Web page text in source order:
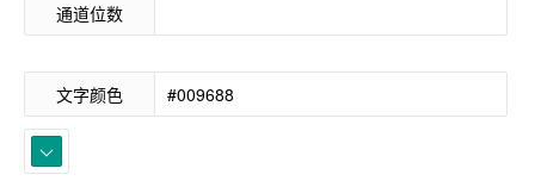
通道位数
文字颜色